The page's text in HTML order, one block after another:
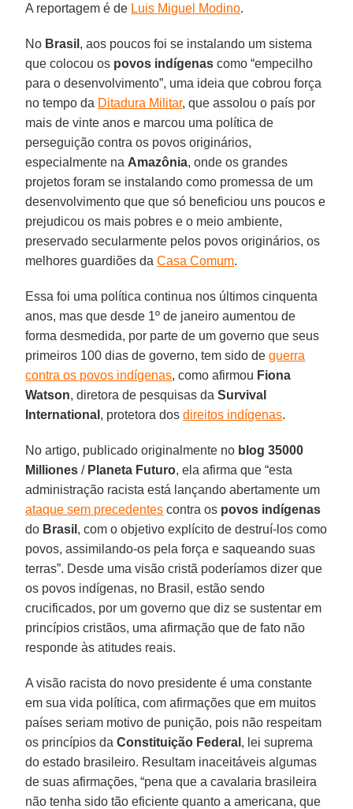
A reportagem é de Luis Miguel Modino.
No Brasil , aos poucos foi se instalando um sistema
que colocou os povos indígenas como “empecilho
para o desenvolvimento”, uma ideia que cobrou força
no tempo da Ditadura Militar, que assolou o país por
mais de vinte anos e marcou uma política de
perseguição contra os povos originários,
especialmente na Amazônia, onde os grandes
projetos foram se instalando como promessa de um
desenvolvimento que que só beneficiou uns poucos e
prejudicou os mais pobres e o meio ambiente,
preservado secularmente pelos povos originários, os
melhores guardiões daCasa Comum.
Essa foi uma política continua nos últimos cinquenta
anos, mas que desde 1º de janeiro aumentou de
forma desmedida, por parte de um governo que seus
primeiros 100 dias de governo, tem sido deguerra
contra os povos indígenas, como afirmou Fiona
Watson, diretora de pesquisas daSurvival
International , protetora dosdireitos indígenas.
No artigo, publicado originalmente no blog 35000
Milliones / Planeta Futuro, ela afirma que “esta
administração racista está lançando abertamente um
ataque sem precedentes contra os povos indígenas
do Brasil , com o objetivo explícito de destruí-los como
povos, assimilando-os pela força e saqueando suas
terras”. Desde uma visão cristã poderíamos dizer que
os povos indígenas, no Brasil, estão sendo
crucificados, por um governo que diz se sustentar em
princípios cristãos, uma afirmação que de fato não
responde às atitudes reais.
A visão racista do novo presidente é uma constante
em sua vida política, com afirmações que em muitos
países seriam motivo de punição, pois não respeitam
os princípios daConstituição Federal , lei suprema
do estado brasileiro. Resultam inaceitáveis algumas
de suas afirmações, “pena que a cavalaria brasileira
não tenha sido tão eficiente quanto a americana, que